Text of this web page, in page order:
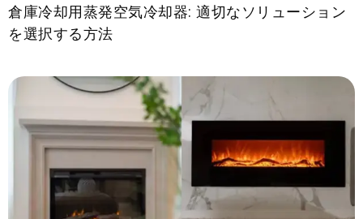
倉庫冷却用蒸発空気冷却器: 適切なソリューション
を選択する方法